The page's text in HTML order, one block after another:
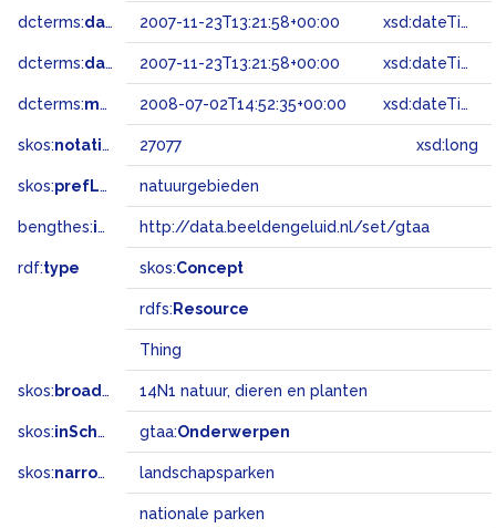
dcterms:dateAccepted 2007-11-23T13:21:58+00:00 xsd:dateTime
dcterms:dateSubmitted 2007-11-23T13:21:58+00:00 xsd:dateTime
dcterms:modified 2008-07-02T14:52:35+00:00 xsd:dateTime
skos:notation 27077 xsd:long
skos:prefLabel natuurgebieden
bengthes:inSet http://data.beeldengeluid.nl/set/gtaa
rdf:type skos:Concept
rdfs: Resource
Thing
skos: broadMatch 14N1 natuur, dieren en planten
skos:inScheme gtaa:Onderwerpen
skos:narrower landschapsparken
nationale parken